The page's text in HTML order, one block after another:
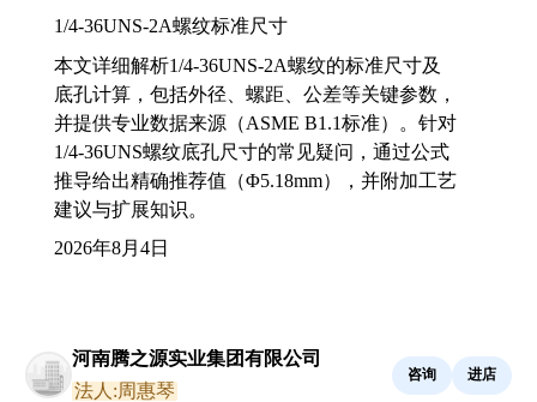
1/4-36UNS-2A螺纹标准尺寸
本文详细解析1/4-36UNS-2A螺纹的标准尺寸及
底孔计算，包括外径、螺距、公差等关键参数，
并提供专业数据来源（ASME B1.1标准）。针对
1/4-36UNS螺纹底孔尺寸的常见疑问，通过公式
推导给出精确推荐值（Φ5.18mm），并附加工艺
建议与扩展知识。
2026年8月4日
河南腾之源实业集团有限公司
法人:周惠琴
咨询 进店